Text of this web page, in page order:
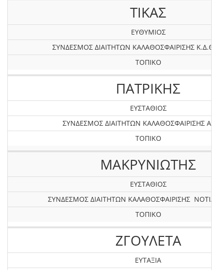
ΤΙΚΑΣ
ΕΥΘΥΜΙΟΣ
ΣΥΝΔΕΣΜΟΣ ΔΙΑΙΤΗΤΩΝ ΚΑΛΑΘΟΣΦΑΙΡΙΣΗΣ
ΤΟΠΙΚΟ
ΠΑΤΡΙΚΗΣ
ΕΥΣΤΑΘΙΟΣ
ΣΥΝΔΕΣΜΟΣ ΔΙΑΙΤΗΤΩΝ ΚΑΛΑΘΟΣΦΑΙΡΙΣΗΣ
ΤΟΠΙΚΟ
ΜΑΚΡΥΝΙΩΤΗΣ
ΕΥΣΤΑΘΙΟΣ
ΣΥΝΔΕΣΜΟΣ ΔΙΑΙΤΗΤΩΝ ΚΑΛΑΘΟΣΦΑΙΡΙΣΗΣ
ΤΟΠΙΚΟ
ΖΓΟΥΛΕΤΑ
ΕΥΤΑΞΙΑ